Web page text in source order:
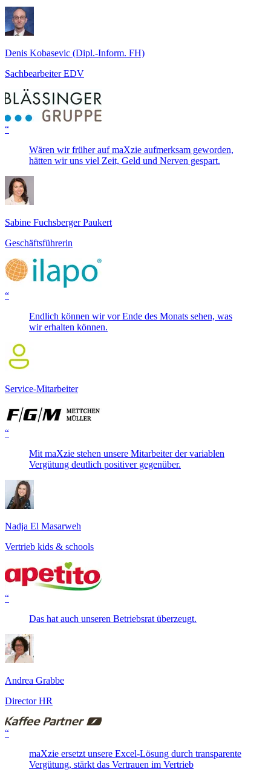
Denis Kobasevic (Dipl.-Inform. FH)
Sachbearbeiter EDV
“
Wären wir früher auf maXzie aufmerksam geworden,
hätten wir uns viel Zeit, Geld und Nerven gespart.
Sabine Fuchsberger Paukert
Geschäftsführerin
“
Endlich können wir vor Ende des Monats sehen, was
wir erhalten können.
Service-Mitarbeiter
“
Mit maXzie stehen unsere Mitarbeiter der variablen
Vergütung deutlich positiver gegenüber.
Nadja El Masarweh
Vertrieb kids & schools
“
Das hat auch unseren Betriebsrat überzeugt.
Andrea Grabbe
Director HR
“
maXzie ersetzt unsere Excel-Lösung durch transparente
Vergütung, stärkt das Vertrauen im Vertrieb